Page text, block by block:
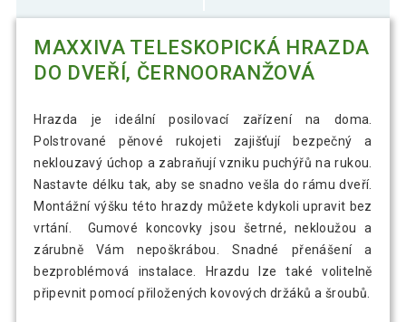
MAXXIVA TELESKOPICKÁ HRAZDA
DO DVEŘÍ, ČERNOORANŽOVÁ
Hrazda je ideální posilovací zařízení na doma.
Polstrované pěnové rukojeti zajišťují bezpečný a
neklouzavý úchop a zabraňují vzniku puchýřů na rukou.
Nastavte délku tak, aby se snadno vešla do rámu dveří.
Montážní výšku této hrazdy můžete kdykoli upravit bez
vrtání. Gumové koncovky jsou šetrné, nekloužou a
zárubně Vám nepoškrábou. Snadné přenášení a
bezproblémová instalace. Hrazdu lze také volitelně
připevnit pomocí přiložených kovových držáků a šroubů.